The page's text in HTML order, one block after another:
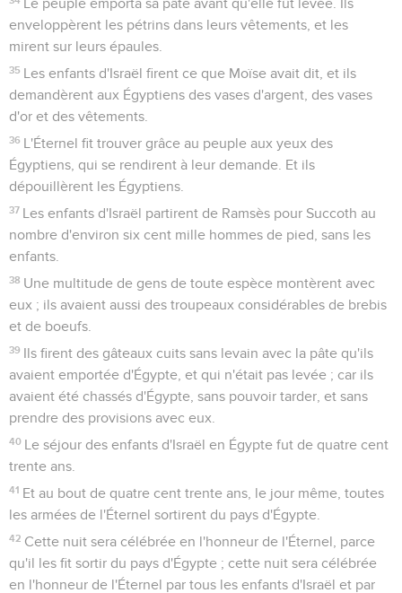
Le peuple emporta sa pâte avant qu'elle fût levée. Ils
enveloppèrent les pétrins dans leurs vêtements, et les
mirent sur leurs épaules.
35 Les enfants d'Israël firent ce que Moïse avait dit, et ils
demandèrent aux Égyptiens des vases d'argent, des vases
d'or et des vêtements.
36 L'Éternel fit trouver grâce au peuple aux yeux des
Égyptiens, qui se rendirent à leur demande. Et ils
dépouillèrent les Égyptiens.
37 Les enfants d'Israël partirent de Ramsès pour Succoth au
nombre d'environ six cent mille hommes de pied, sans les
enfants.
38 Une multitude de gens de toute espèce montèrent avec
eux ; ils avaient aussi des troupeaux considérables de brebis
et de boeufs.
39 Ils firent des gâteaux cuits sans levain avec la pâte qu'ils
avaient emportée d'Égypte, et qui n'était pas levée ; car ils
avaient été chassés d'Égypte, sans pouvoir tarder, et sans
prendre des provisions avec eux.
40 Le séjour des enfants d'Israël en Égypte fut de quatre cent
trente ans.
41 Et au bout de quatre cent trente ans, le jour même, toutes
les armées de l'Éternel sortirent du pays d'Égypte.
42 Cette nuit sera célébrée en l'honneur de l'Éternel, parce
qu'il les fit sortir du pays d'Égypte ; cette nuit sera célébrée
en l'honneur de l'Éternel par tous les enfants d'Israël et par